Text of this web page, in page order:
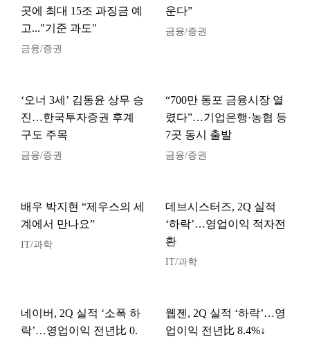
곳에 최대 15조 과징금 예
고..."기준 과도"
금융/증권
운다”
금융/증권
‘오너 3세’ 김동윤 상무 승
진…한국투자증권 후계
구도 주목
금융/증권
“700만 동포 금융시장 열
렸다”…기업은행·농협 등
7곳 동시 출발
금융/증권
배우 박지현 “제우스의 세
계에서 만나요”
IT/과학
데브시스터즈, 2Q 실적
‘하락’…영업이익 적자전
환
IT/과학
네이버, 2Q 실적 ‘소폭 하
락’…영업이익 전년比 0.
웹젠, 2Q 실적 ‘하락’…영
업이익 전년比 8.4%↓